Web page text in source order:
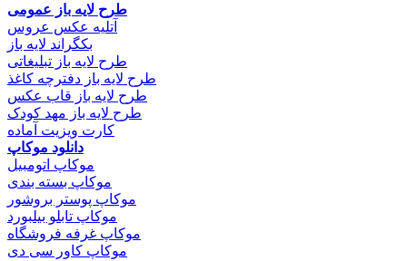
طرح لایه باز عمومی
آتلیه عکس عروس
بکگراند لایه باز
طرح لایه باز تبلیغاتی
طرح لایه باز دفترچه کاغذ
طرح لایه باز قاب عکس
طرح لایه باز مهد کودک
کارت ویزیت آماده
دانلود موکاپ
موکاپ اتومبیل
موکاپ بسته بندی
موکاپ پوستر بروشور
موکاپ تابلو بیلبورد
موکاپ غرفه فروشگاه
موکاپ کاور سی دی